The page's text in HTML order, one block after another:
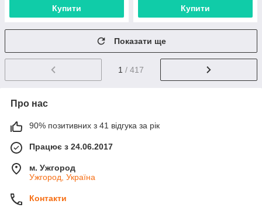
Купити Купити
Показати ще
1 / 417
Про нас
90% позитивних з 41 відгука за рік
Працює з 24.06.2017
м. Ужгород
Ужгород, Україна
Контакти